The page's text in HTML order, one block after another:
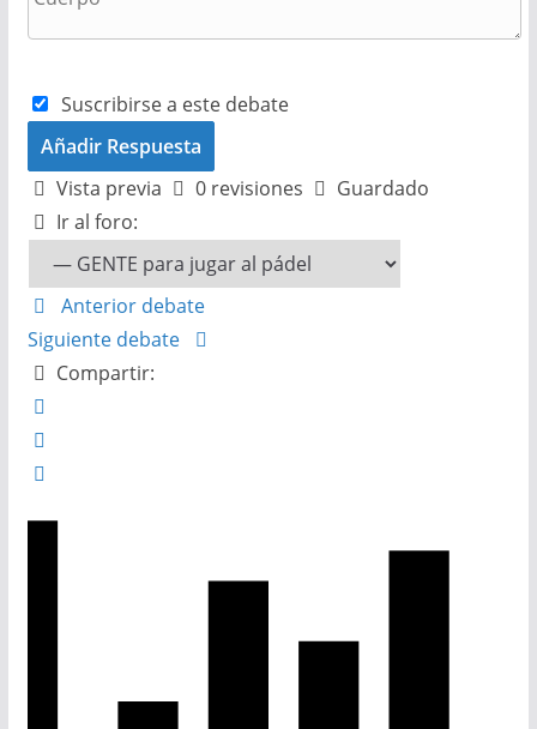
Suscribirse a este debate
Vista previa 0revisiones
Guardado
Ir al foro:
Anterior debate
Siguiente debate
Compartir: